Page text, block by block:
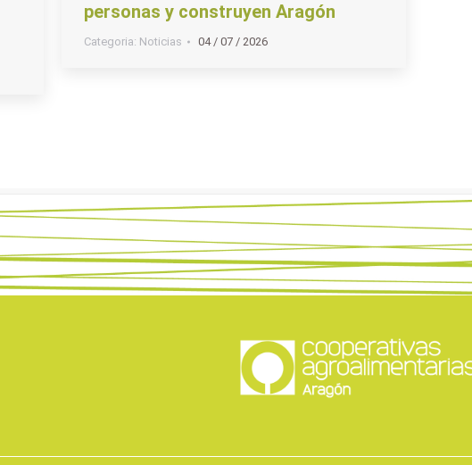
personas y construyen Aragón
Categoria: Noticias 04 / 07 / 2026